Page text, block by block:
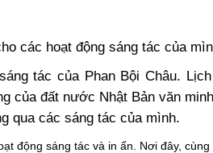
các hoạt động sáng tác của
tác của Phan Bội Châu.
của đất nước Nhật Bản văn
qua các sáng tác của mình.
động sáng tác và in ấn. Nơi đây, cùng